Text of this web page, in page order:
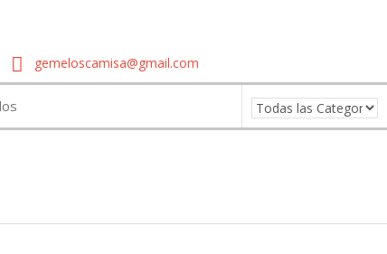
gemeloscamisa@gmail.com